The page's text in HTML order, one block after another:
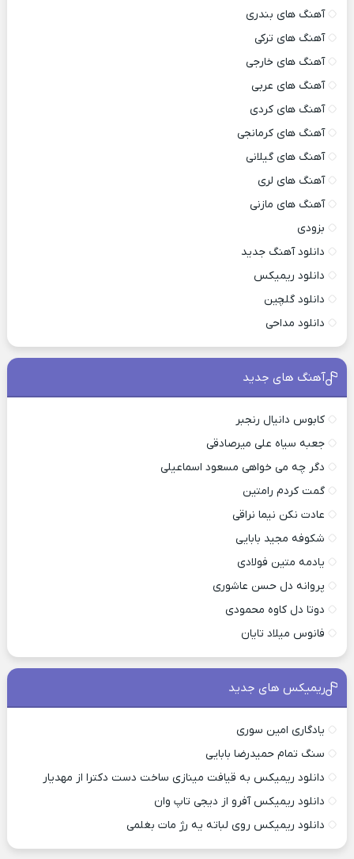
آهنگ های بندری
آهنگ های ترکی
آهنگ های خارجی
آهنگ های عربی
آهنگ های کردی
آهنگ های کرمانجی
آهنگ های گیلانی
آهنگ های لری
آهنگ های مازنی
بزودی
دانلود آهنگ جدید
دانلود ریمیکس
دانلود گلچین
دانلود مداحی
آهنگ های جدید
کابوس دانیال رنجبر
جعبه سیاه علی میرصادقی
دگر چه می خواهی مسعود اسماعیلی
گمت کردم رامتین
عادت نکن نیما نراقی
شکوفه مجید بابایی
یادمه متین فولادی
پروانه دل حسن عاشوری
دوتا دل کاوه محمودی
فانوس میلاد تایان
ریمیکس های جدید
یادگاری امین سوری
سنگ تمام حمیدرضا بابایی
دانلود ریمیکس به قیافت مینازی ساخت دست دکترا از مهدیار
دانلود ریمیکس آفرو از ديجی تاپ وان
دانلود ریمیکس روی لباته یه رژ مات بغلمی